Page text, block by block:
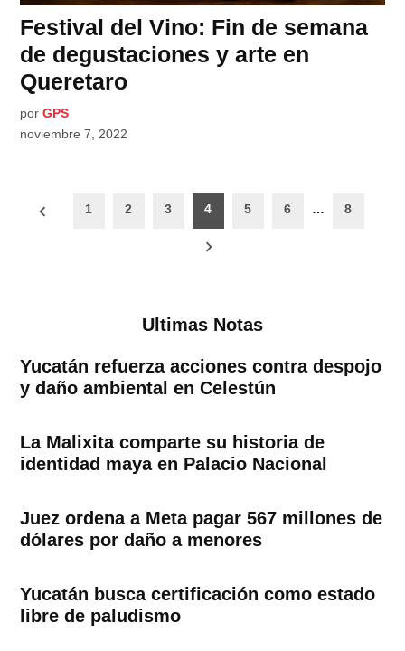
Festival del Vino: Fin de semana
de degustaciones y arte en
Queretaro
por GPS
noviembre 7, 2022
Paginación
1 2 3 4 5 6 … 8
Ultimas Notas
Yucatán refuerza acciones contra despojo
y daño ambiental en Celestún
La Malixita comparte su historia de
identidad maya en Palacio Nacional
Juez ordena a Meta pagar 567 millones de
dólares por daño a menores
Yucatán busca certificación como estado
libre de paludismo